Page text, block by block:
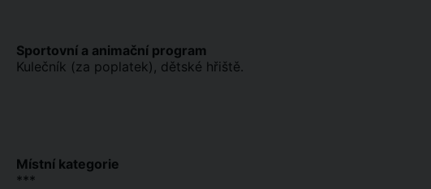
Sportovní a animační program
Kulečník (za poplatek), dětské hřiště.
Místní kategorie
***